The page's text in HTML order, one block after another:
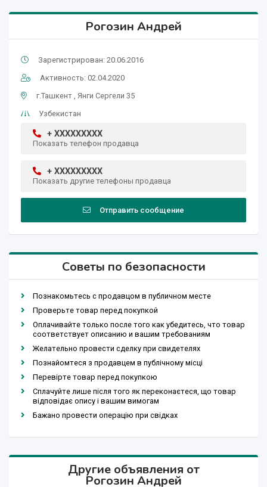
Рогозин Андрей
Зарегистрирован: 20.06.2016
Активность: 02.04.2020
г.Ташкент , Янги Сергели 35
Узбекистан
+ XXXXXXXXX
Показать телефон продавца
+ XXXXXXXXX
Показать другие телефоны продавца
Отправить сообщение
Советы по безопасности
Познакомьтесь с продавцом в публичном месте
Проверьте товар перед покупкой
Оплачивайте только после того как убедитесь, что товар
соответствует описанию и вашим требованиям
Желательно провести сделку при свидетелях
Познайомтеся з продавцем в публічному місці
Перевірте товар перед покупкою
Сплачуйте лише після того як переконаєтеся, що товар
відповідає опису і вашим вимогам
Бажано провести операцію при свідках
Другие объявления от
Рогозин Андрей